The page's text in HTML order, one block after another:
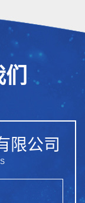
限公司